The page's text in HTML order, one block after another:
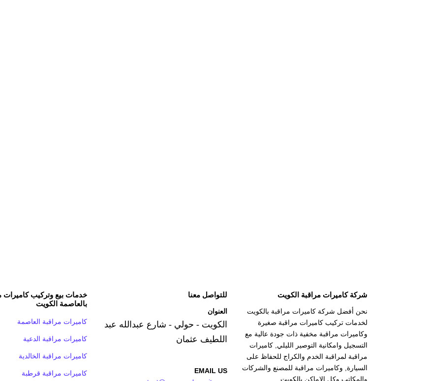
شركة كاميرات مراقبة الكويت
نحن أفضل شركة كاميرات مراقبة بالكويت
لخدمات تركيب كاميرات مراقبة صغيرة
وكاميرات مراقبة مخفية ذات جودة عالية مع
التسجيل وامكانية التوصير الليلي, كاميرات
مراقبة لمراقبة الخدم والكراج للحفاظ على
السيارة, وكاميرات مراقبة للمصنع والشركات
والمكاتب وكل الاماكن بالكويت.
للتواصل معنا
العنوان
الكويت - حولي - شارع عبدالله عبد
اللطيف عثمان
EMAIL US
خدمات بيع وتركيب كاميرات
بالعاصمة الكويت
كاميرات مراقبة العاصمة
كاميرات مراقبة الدعية
كاميرات مراقبة الخالدية
كاميرات مراقبة قرطبة